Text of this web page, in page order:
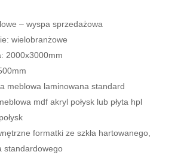
– wyspa sprzedażowa
wielobranżowe
2000x3000mm
meblowa laminowana standard
mdf akryl połysk lub płyta hpl
formatki ze szkła hartowanego,
standardowego